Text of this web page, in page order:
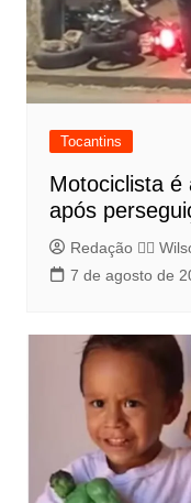
Tocantins
Motociclista é
após
Redação 👨‍⚖️​
7 de agosto de